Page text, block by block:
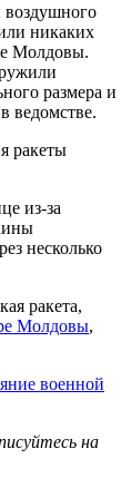
воздушного
никаких
Молдовы.
размера и
ведомстве.
ракеты
из-за
несколько
ракета,
Молдовы,
военной
на